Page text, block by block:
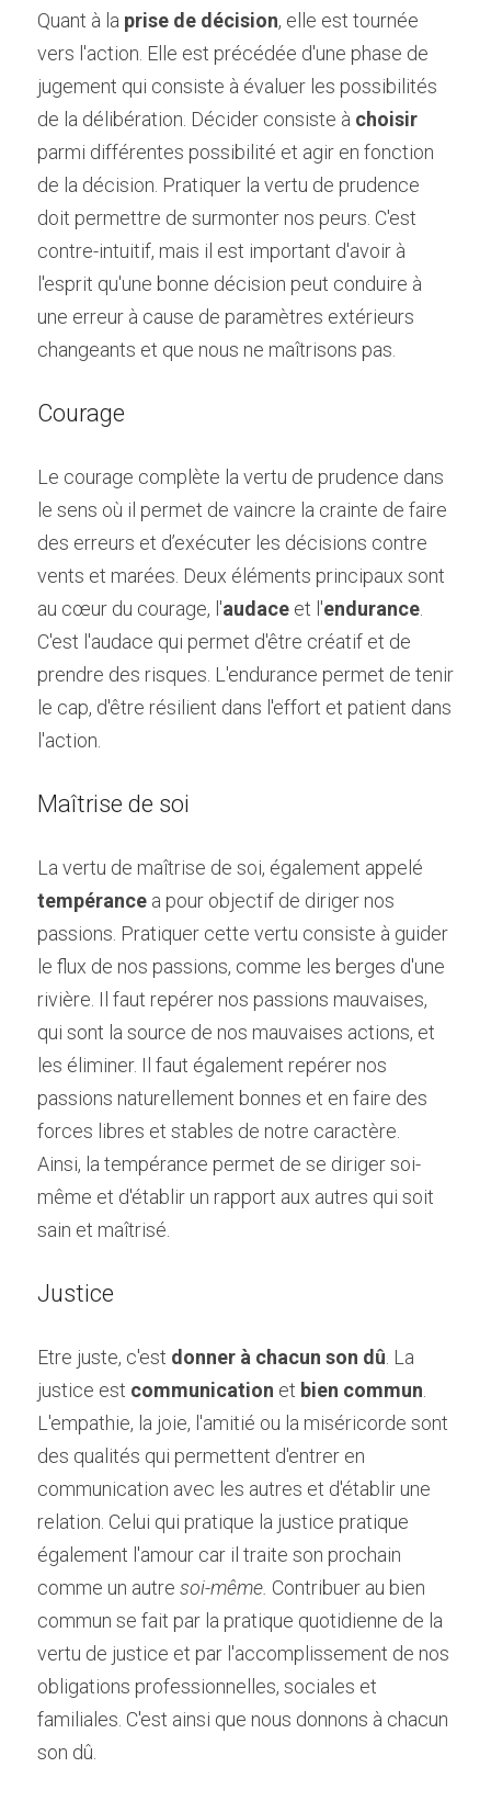
Quant à la prise de décision, elle est tournée
vers l'action. Elle est précédée d'une phase de
jugement qui consiste à évaluer les possibilités
de la délibération. Décider consiste à
parmi différentes possibilité et agir en fonction
de la décision. Pratiquer la vertu de prudence
doit permettre de surmonter nos peurs. C'est
contre-intuitif, mais il est important d'avoir à
l'esprit qu'une bonne décision peut conduire à
une erreur à cause de paramètres extérieurs
changeants et que nous ne maîtrisons pas.
Courage
Le courage complète la vertu de prudence dans
le sens où il permet de vaincre la crainte de faire
des erreurs et d’exécuter les décisions contre
vents et marées. Deux éléments principaux sont
au cœur du courage, l'audace et l'endurance
C'est l'audace qui permet d'être créatif et de
prendre des risques. L'endurance permet de tenir
le cap, d'être résilient dans l'effort et patient dans
l'action.
Maîtrise de soi
tempérance a pour objectif de diriger nos
passions. Pratiquer cette vertu consiste à guider
le flux de nos passions, comme les berges d'une
rivière. Il faut repérer nos passions mauvaises,
qui sont la source de nos mauvaises actions, et
les éliminer. Il faut également repérer nos
passions naturellement bonnes et en faire des
forces libres et stables de notre caractère.
Ainsi, la tempérance permet de se diriger soi-
même et d'établir un rapport aux autres qui soit
sain et maîtrisé.
Justice
Etre juste, c'est donner à chacun son dû . La
justice est communication et bien commun
L'empathie, la joie, l'amitié ou la miséricorde sont
des qualités qui permettent d'entrer en
communication avec les autres et d'établir une
relation. Celui qui pratique la justice pratique
également l'amour car il traite son prochain
comme un autre soi-même. Contribuer au bien
commun se fait par la pratique quotidienne de la
vertu de justice et par l'accomplissement de nos
obligations professionnelles, sociales et
familiales. C'est ainsi que nous donnons à chacun
son dû.